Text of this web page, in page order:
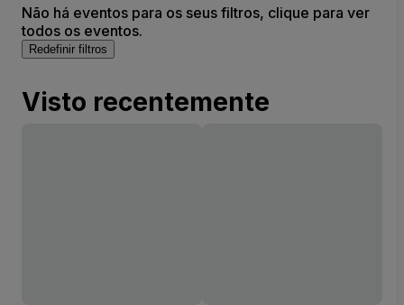
Não há eventos para os seus filtros, clique para ver
todos os eventos.
Redefinir filtros
Visto recentemente